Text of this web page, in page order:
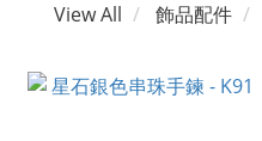
View All 飾品配件